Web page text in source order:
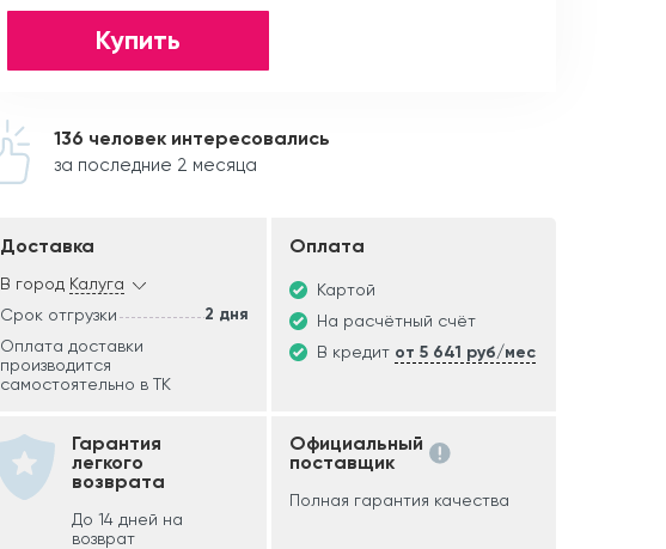
Купить
136 человек интересовались
за последние 2 месяца
Доставка
В город Калуга
Срок отгрузки
2 дня
Оплата доставки
производится
самостоятельно в ТК
Оплата
Картой
На расчётный счёт
В кредит от 5 641 руб/мес
Гарантия
легкого
возврата
До 14 дней на
возврат
Официальный
поставщик
Полная гарантия качества